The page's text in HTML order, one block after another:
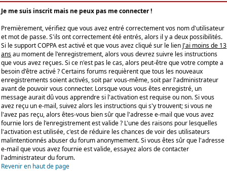
Je me suis inscrit mais ne peux pas me connecter !
Premièrement, vérifiez que vous avez entré correctement vos nom d'utilisateur
et mot de passe. S'ils ont correctement été entrés, alors il y a deux possibilités.
Si le support COPPA est activé et que vous avez cliqué sur le lien J'ai moins de 13
ansau moment de l'enregistrement, alors vous devrez suivre les instructions
que vous avez reçues. Si ce n'est pas le cas, alors peut-être que votre compte a
besoin d'être activé ? Certains forums requièrent que tous les nouveaux
enregistrements soient activés, soit par vous-même, soit par l'administrateur
avant de pouvoir vous connecter. Lorsque vous vous êtes enregistré, un
message aurait dû vous apprendre si l'activation est requise ou non. Si vous
avez reçu un e-mail, suivez alors les instructions qui s'y trouvent; si vous ne
l'avez pas reçu, alors êtes-vous bien sûr que l'adresse e-mail que vous avez
fournie lors de l'enregistrement est valide ? L'une des raisons pour lesquelles
l'activation est utilisée, c'est de réduire les chances de voir des utilisateurs
malintentionnés abuser du forum anonymement. Si vous êtes sûr que l'adresse
e-mail que vous avez fournie est valide, essayez alors de contacter
l'administrateur du forum.
Revenir en haut de page